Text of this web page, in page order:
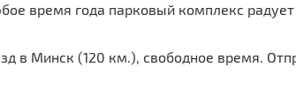
время года парковый комплекс
в Минск (120 км.), свободное время.